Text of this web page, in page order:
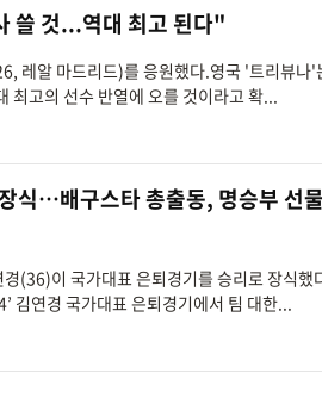
쓸 것...역대 최고 된다"
레알 마드리드)를 응원했다.영국 '트리뷰나'
최고의 선수 반열에 오를 것이라고 확...
식…배구스타 총출동, 명승부 선
(36)이 국가대표 은퇴경기를 승리로 장식했
김연경 국가대표 은퇴경기에서 팀 대한...